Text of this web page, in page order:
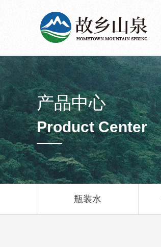
产品中心
Product Center
瓶装水